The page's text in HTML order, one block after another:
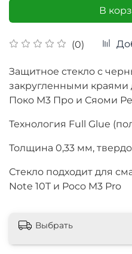
(0)
В
Защитное стекло с
закругленными
Поко М3 Про и Сяоми
Технология Full Glue
Толщина 0,33 мм,
Стекло подходит для
Note 10T и Poco M3 Pro
Выбрать